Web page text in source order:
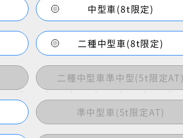
中型車(8t限定)
二種中型車(8t限定)
二種中型車準中型(5t限定AT)
準中型車(5t限定AT)